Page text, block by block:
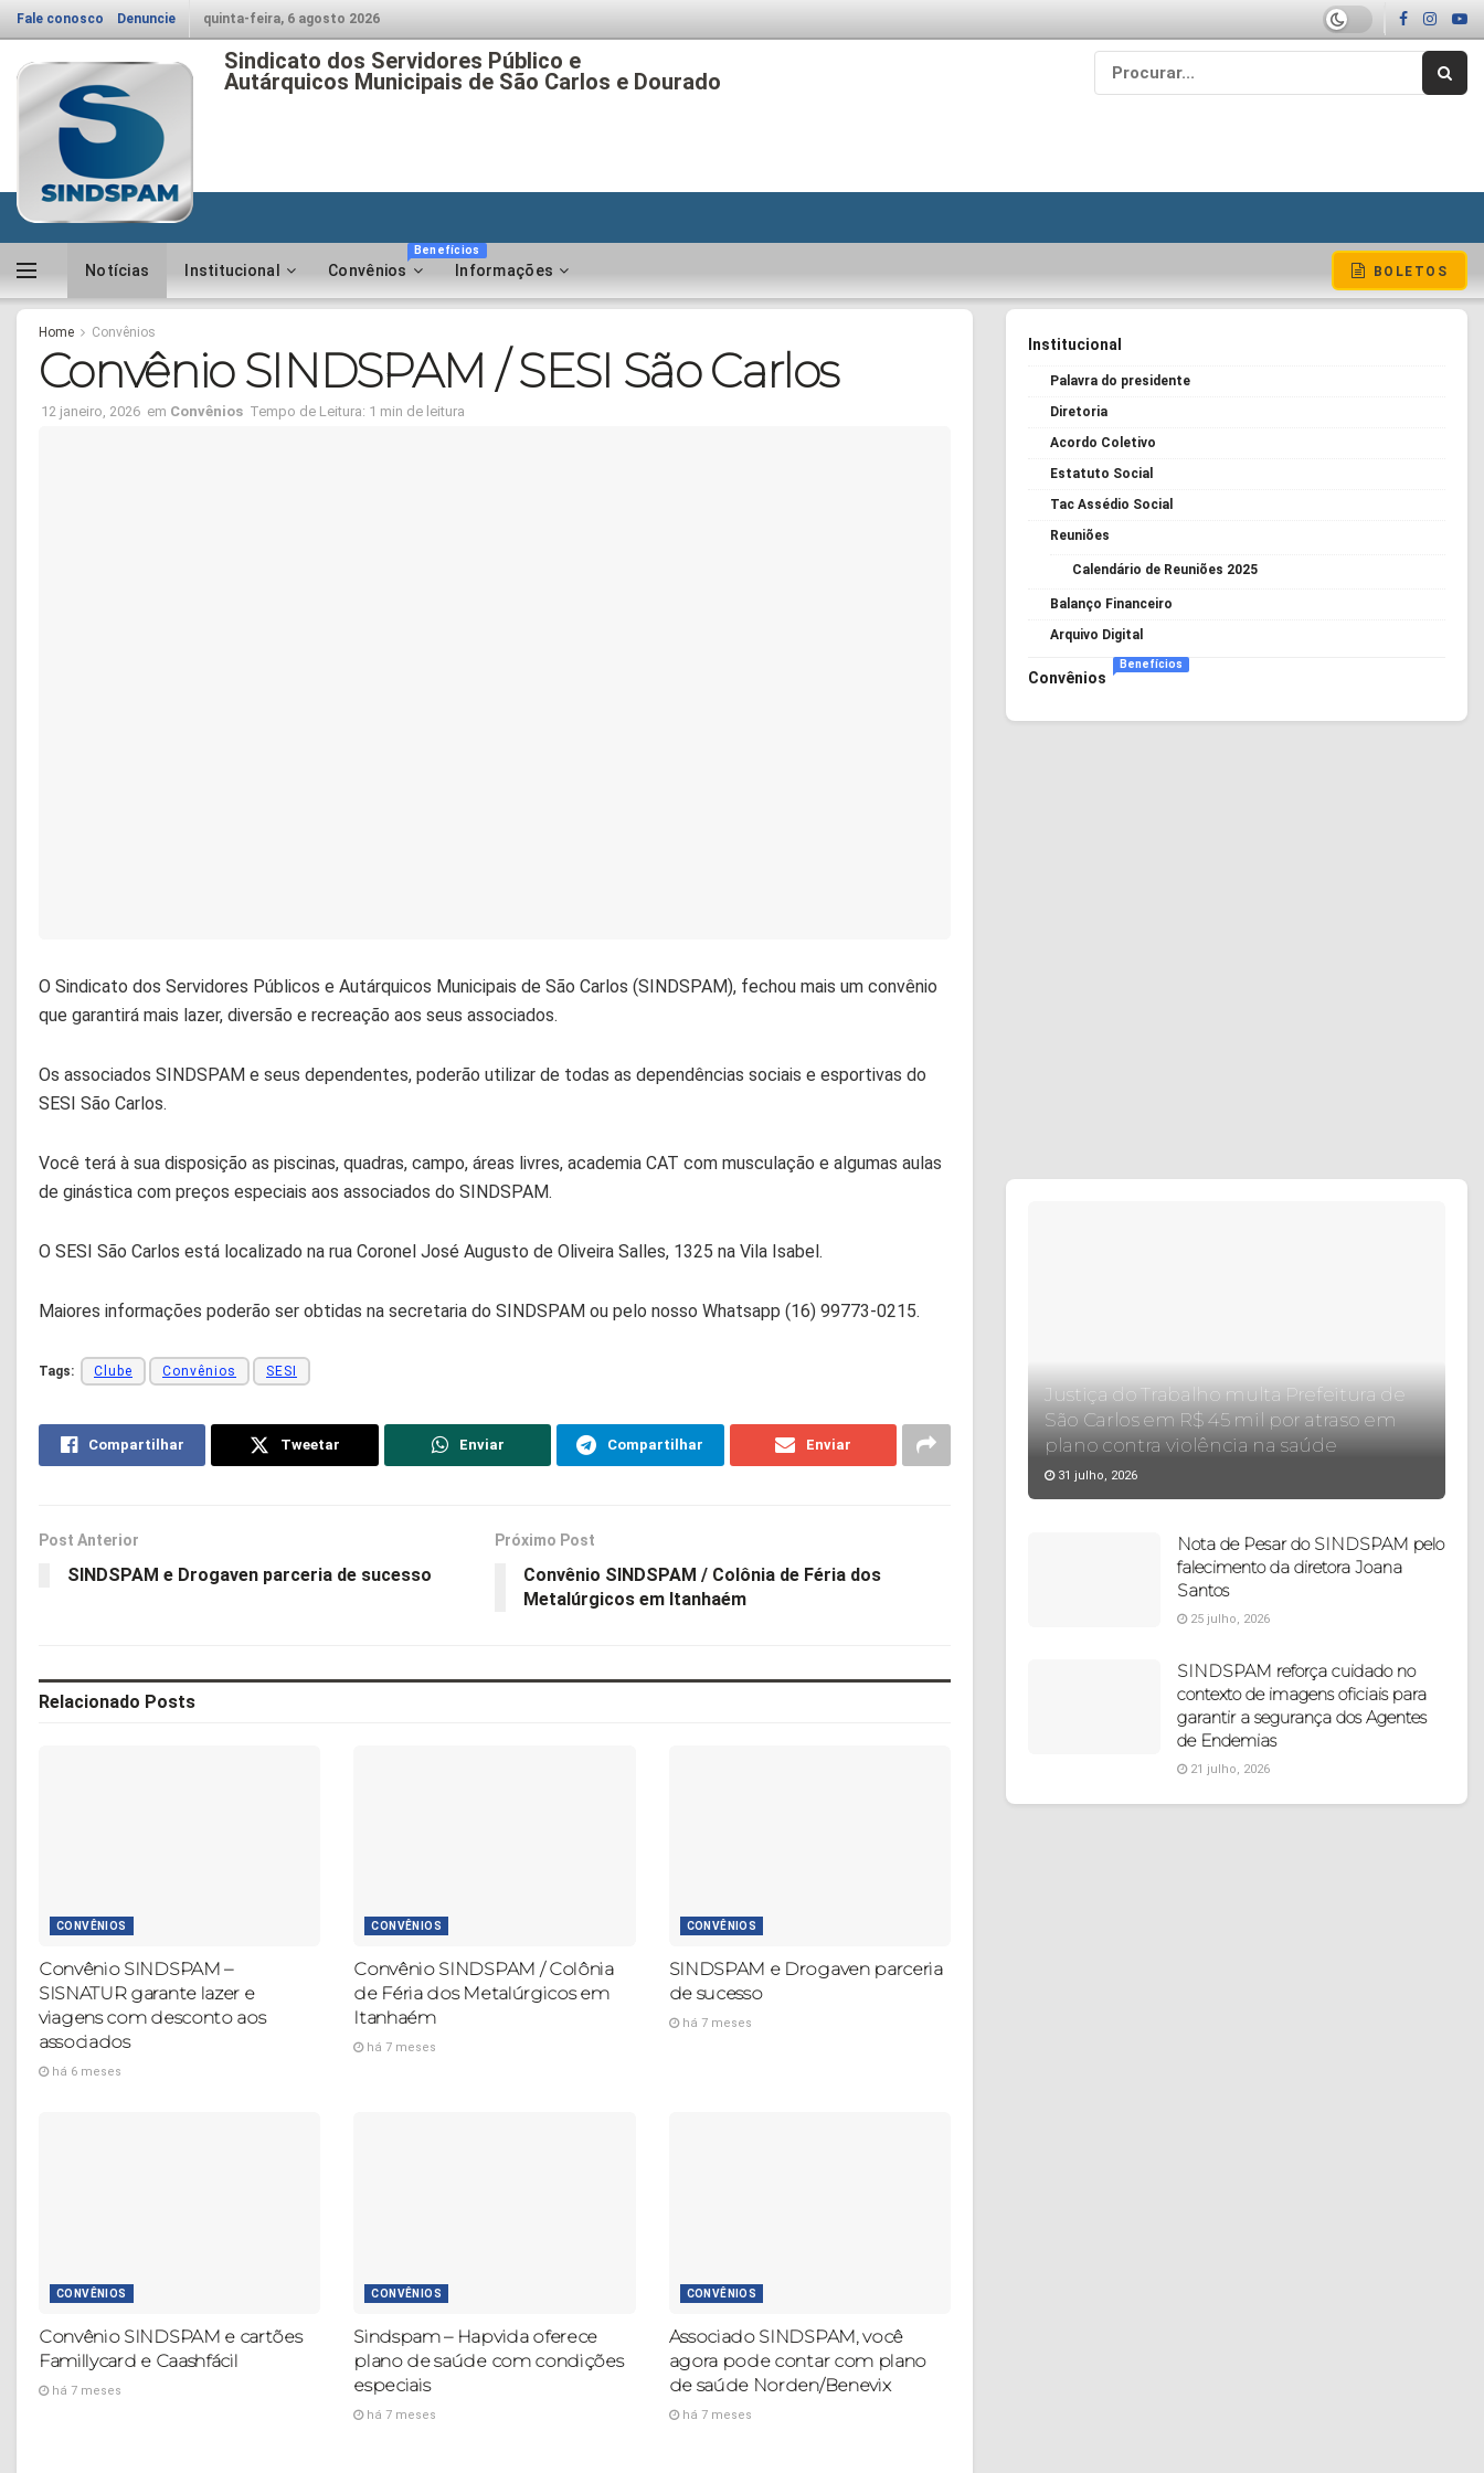
Fale conosco Denuncie quinta-feira, 6 agosto 2026
Sindicato dos Servidores Público e
Autárquicos Municipais de São Carlos e Dourado
Notícias Institucional Convênios
Benefícios
Informações BOLETOS
Home Convênios
Convênio SINDSPAM / SESI São Carlos
12 janeiro, 2026 em Convênios Tempo de Leitura: 1 min de leitura
O Sindicato dos Servidores Públicos e Autárquicos Municipais de São Carlos (SINDSPAM), fechou mais um convênio
que garantirá mais lazer, diversão e recreação aos seus associados.
Os associados SINDSPAM e seus dependentes, poderão utilizar de todas as dependências sociais e esportivas do
SESI São Carlos.
Você terá à sua disposição as piscinas, quadras, campo, áreas livres, academia CAT com musculação e algumas aulas
de ginástica com preços especiais aos associados do SINDSPAM.
O SESI São Carlos está localizado na rua Coronel José Augusto de Oliveira Salles, 1325 na Vila Isabel.
Maiores informações poderão ser obtidas na secretaria do SINDSPAM ou pelo nosso Whatsapp (16) 99773-0215.
Tags: Clube Convênios SESI
Compartilhar Tweetar Enviar Compartilhar Enviar
Post Anterior
SINDSPAM e Drogaven parceria de sucesso
Próximo Post
Convênio SINDSPAM / Colônia de Féria dos
Metalúrgicos em Itanhaém
Relacionado Posts
CONVÊNIOS
Convênio SINDSPAM –
SISNATUR garante lazer e
viagens com desconto aos
associados
há 6 meses
CONVÊNIOS
Convênio SINDSPAM / Colônia
de Féria dos Metalúrgicos em
Itanhaém
há 7 meses
CONVÊNIOS
SINDSPAM e Drogaven parceria
de sucesso
há 7 meses
CONVÊNIOS
Convênio SINDSPAM e cartões
Famillycard e Caashfácil
há 7 meses
CONVÊNIOS
Sindspam – Hapvida oferece
plano de saúde com condições
especiais
há 7 meses
CONVÊNIOS
Associado SINDSPAM, você
agora pode contar com plano
de saúde Norden/Benevix
há 7 meses
Institucional
Palavra do presidente
Diretoria
Acordo Coletivo
Estatuto Social
Tac Assédio Social
Reuniões
Calendário de Reuniões 2025
Balanço Financeiro
Arquivo Digital
Convênios
Benefícios
Justiça do Trabalho multa Prefeitura de
São Carlos em R$ 45 mil por atraso em
plano contra violência na saúde
31 julho, 2026
Nota de Pesar do SINDSPAM pelo
falecimento da diretora Joana
Santos
25 julho, 2026
SINDSPAM reforça cuidado no
contexto de imagens oficiais para
garantir a segurança dos Agentes
de Endemias
21 julho, 2026